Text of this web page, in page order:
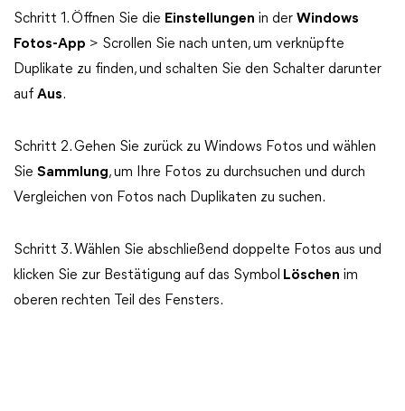
Schritt 1. Öffnen Sie die Einstellungen in der Windows
Fotos-App > Scrollen Sie nach unten, um verknüpfte
Duplikate zu finden, und schalten Sie den Schalter darunter
auf Aus.
Schritt 2. Gehen Sie zurück zu Windows Fotos und wählen
Sie Sammlung, um Ihre Fotos zu durchsuchen und durch
Vergleichen von Fotos nach Duplikaten zu suchen.
Schritt 3. Wählen Sie abschließend doppelte Fotos aus und
klicken Sie zur Bestätigung auf das Symbol
Löschen im
oberen rechten Teil des Fensters.